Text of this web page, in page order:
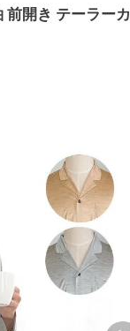
前開き テーラーカ